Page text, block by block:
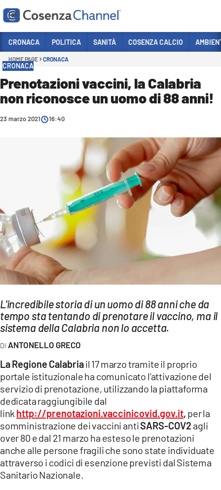
Sezioni
POLITICA
AMBIENTE
Streaming
LAC TV
LAC NETWORK
LAC ONAIR
LaC
LACTV.IT
LACONAIR.IT
LACITYMAG.IT
ILREGGINO.IT
COSENZACHANNEL.IT
ILVIBONESE.IT
CATANZAROCHANNEL.IT
CRONACA POLITICA SANITÀ COSENZA CALCIO
HOME PAGE CRONACA
CRONACA
Prenotazioni vaccini, la Calabria
non riconosce un uomo di 88 anni!
23 marzo 2021 16:40
L'incredibile storia di un uomo di 88 anni che da
tempo sta tentando di prenotare il vaccino, ma il
sistema della Calabria non lo accetta.
ANTONELLO GRECO
La Regione Calabriail 17 marzo tramite il proprio
portale istituzionale ha comunicato l’attivazione del
servizio di prenotazione, utilizzando la piattaforma
dedicata raggiungibile dal
link http://prenotazioni.vaccinicovid.gov.it, per la
somministrazione dei vaccini antiSARS-COV2 agli
over 80 e dal 21 marzo ha esteso le prenotazioni
anche alle persone fragili che sono state individuate
attraverso i codici di esenzione previsti dal Sistema
Sanitario Nazionale.